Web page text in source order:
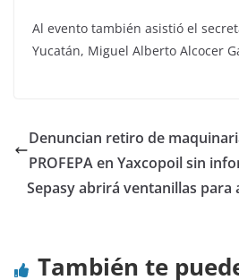
Al evento también asistió el
Yucatán, Miguel Alberto Alcocer
Denuncian retiro de
PROFEPA en Yaxcopoil sin
Sepasy abrirá ventanillas para
También te